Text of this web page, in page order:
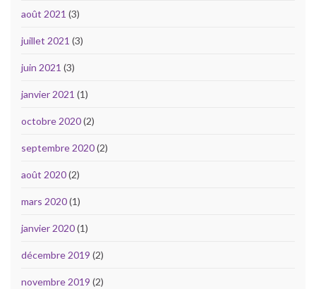
août 2021 (3)
juillet 2021 (3)
juin 2021 (3)
janvier 2021 (1)
octobre 2020(2)
septembre 2020(2)
août 2020(2)
mars 2020(1)
janvier 2020(1)
décembre 2019 (2)
novembre 2019 (2)